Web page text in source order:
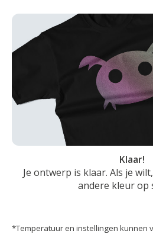
Klaar!
Je ontwerp is klaar. Als je
andere kleur op
*Temperatuur en instellingen kunnen